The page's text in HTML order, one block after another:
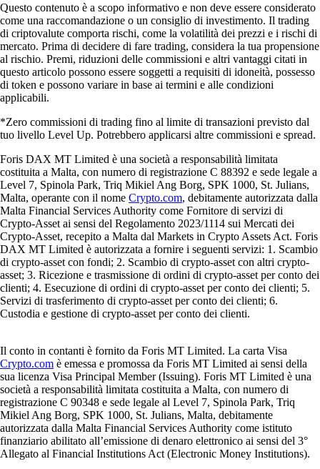
Questo contenuto è a scopo informativo e non deve essere considerato
come una raccomandazione o un consiglio di investimento. Il trading
di criptovalute comporta rischi, come la volatilità dei prezzi e i rischi di
mercato. Prima di decidere di fare trading, considera la tua propensione
al rischio. Premi, riduzioni delle commissioni e altri vantaggi citati in
questo articolo possono essere soggetti a requisiti di idoneità, possesso
di token e possono variare in base ai termini e alle condizioni
applicabili.
*Zero commissioni di trading fino al limite di transazioni previsto dal
tuo livello Level Up. Potrebbero applicarsi altre commissioni e spread.
Foris DAX MT Limited è una società a responsabilità limitata
costituita a Malta, con numero di registrazione C 88392 e sede legale a
Level 7, Spinola Park, Triq Mikiel Ang Borg, SPK 1000, St. Julians,
Malta, operante con il nome Crypto.com, debitamente autorizzata dalla
Malta Financial Services Authority come Fornitore di servizi di
Crypto-Asset ai sensi del Regolamento 2023/1114 sui Mercati dei
Crypto-Asset, recepito a Malta dal Markets in Crypto Assets Act. Foris
DAX MT Limited è autorizzata a fornire i seguenti servizi: 1. Scambio
di crypto-asset con fondi; 2. Scambio di crypto-asset con altri crypto-
asset; 3. Ricezione e trasmissione di ordini di crypto-asset per conto dei
clienti; 4. Esecuzione di ordini di crypto-asset per conto dei clienti; 5.
Servizi di trasferimento di crypto-asset per conto dei clienti; 6.
Custodia e gestione di crypto-asset per conto dei clienti.
Il conto in contanti è fornito da Foris MT Limited. La carta Visa
Crypto.com è emessa e promossa da Foris MT Limited ai sensi della
sua licenza Visa Principal Member (Issuing). Foris MT Limited è una
società a responsabilità limitata costituita a Malta, con numero di
registrazione C 90348 e sede legale al Level 7, Spinola Park, Triq
Mikiel Ang Borg, SPK 1000, St. Julians, Malta, debitamente
autorizzata dalla Malta Financial Services Authority come istituto
finanziario abilitato all’emissione di denaro elettronico ai sensi del 3°
Allegato al Financial Institutions Act (Electronic Money Institutions).